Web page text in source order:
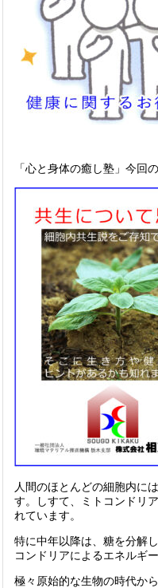
「心と身体の癒し塾」今回
人間のほとんどの細胞内に
す。しすて、ミトコンドリ
れています。
特に中年以降は、糖を分解
コンドリアによるエネルギ
極々原始的な生物の時代か